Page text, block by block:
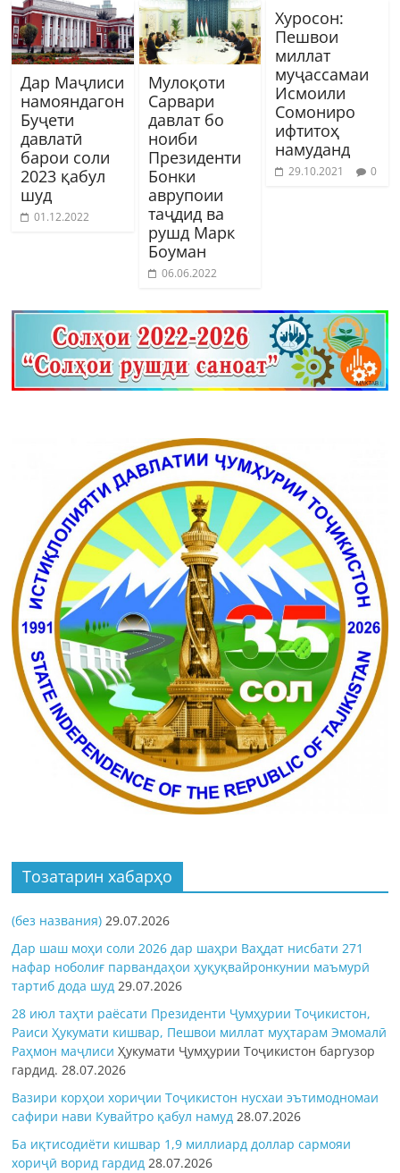
Дар Маҷлиси
намояндагон
Буҷети
давлатӣ
барои соли
2023 қабул
шуд
01.12.2022
Мулоқоти
Сарвари
давлат бо
ноиби
Президенти
Бонки
аврупоии
таҷдид ва
рушд Марк
Боуман
06.06.2022
Хуросон:
Пешвои
миллат
муҷассамаи
Исмоили
Сомониро
ифтитоҳ
намуданд
29.10.2021 0
Тозатарин хабарҳо
(без названия) 29.07.2026
Дар шаш моҳи соли 2026 дар шаҳри Ваҳдат нисбати 271
нафар ноболиғ парвандаҳои ҳуқуқвайронкунии маъмурӣ
тартиб дода шуд 29.07.2026
28 июл таҳти раёсати Президенти Ҷумҳурии Тоҷикистон,
Раиси Ҳукумати кишвар, Пешвои миллат муҳтарам Эмомалӣ
Раҳмон маҷлисиҲукумати Ҷумҳурии Тоҷикистон баргузор
гардид.28.07.2026
Вазири корҳои хориҷии Тоҷикистон нусхаи эътимодномаи
сафири нави Кувайтро қабул намуд 28.07.2026
Ба иқтисодиёти кишвар 1,9 миллиард доллар сармояи
хориҷӣ ворид гардид 28.07.2026